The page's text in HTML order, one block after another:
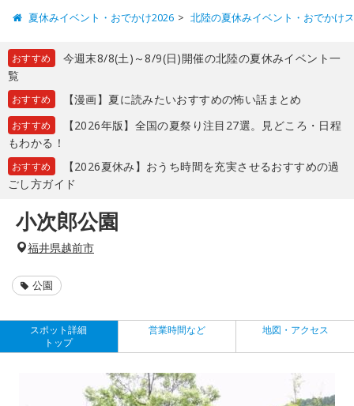
夏休みイベント・おでかけ2026 北陸の夏休みイベント・おでかけ
おすすめ
今週末8/8(土)～8/9(日)開催の北陸の夏休みイベント一
覧
おすすめ 【漫画】夏に読みたいおすすめの怖い話まとめ
おすすめ
【2026年版】全国の夏祭り注目27選。見どころ・日程
もわかる！
おすすめ
【2026夏休み】おうち時間を充実させるおすすめの過
ごし方ガイド
小次郎公園
福井県越前市
公園
スポット詳細
トップ
営業時間など 地図・アクセス